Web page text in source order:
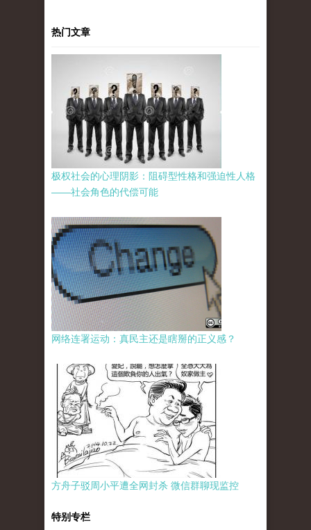
热门文章
极权社会的心理阴影：阻碍型性格和强迫性人格
——社会角色的代偿可能
网络连署运动：真民主还是瞎掰的正义感？
方舟子驳周小平遭全网封杀 微信群聊现监控
特别专栏